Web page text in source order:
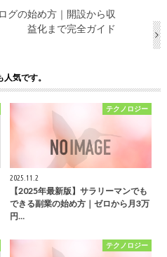
グの始め方｜開設から収
益化まで完全ガイド
気です。
テクノロジー
2025.11.2
【2025年最新版】サラリーマンでも
できる副業の始め方｜ゼロから月3万
円…
テクノロジー